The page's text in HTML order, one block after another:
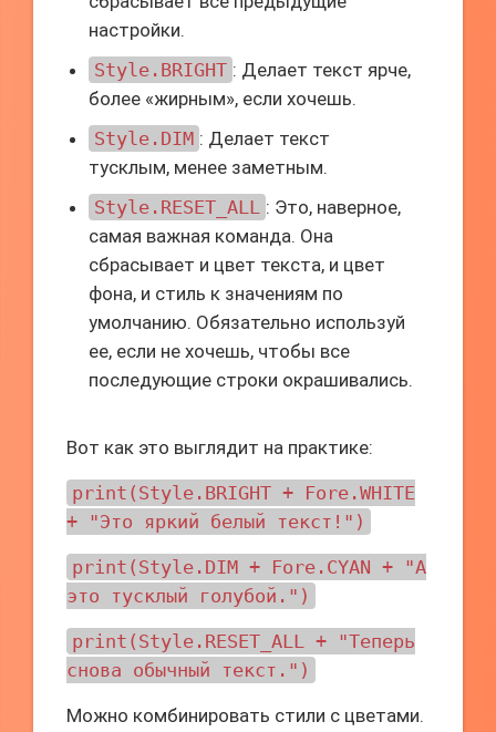
настройки.
Style.BRIGHT : Делает текст ярче,
более «жирным», если хочешь.
Style.DIM : Делает текст
тусклым, менее заметным.
Style.RESET_ALL : Это, наверное,
самая важная команда. Она
сбрасывает и цвет текста, и цвет
фона, и стиль к значениям по
умолчанию. Обязательно используй
ее, если не хочешь, чтобы все
последующие строки окрашивались.
Вот как это выглядит на практике:
print(Style.BRIGHT + Fore.WHITE
+ "Это яркий белый текст!")
print(Style.DIM + Fore.CYAN + "А
это тусклый голубой.")
print(Style.RESET_ALL + "Теперь
снова обычный текст.")
Можно комбинировать стили с цветами.